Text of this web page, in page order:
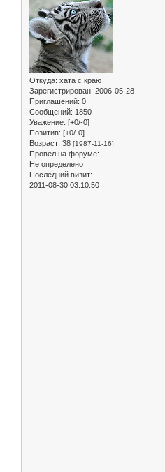
Откуда: хата с краю
Зарегистрирован: 2006-05-28
Приглашений: 0
Сообщений: 1850
Уважение: [+0/-0]
Позитив: [+0/-0]
Возраст: 38 [1987-11-16]
Провел на форуме:
Не определено
Последний визит:
2011-08-30 03:10:50